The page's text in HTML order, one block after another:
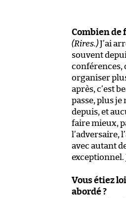
Combien de
(Rires.)J’ai
souvent
conférences,
organiser
après, c’est
passe, plus je
depuis, et
faire mieux,
l’adversaire,
avec autant
exceptionnel.
Vous étiez
abordé ?